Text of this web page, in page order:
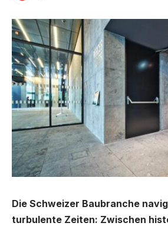
Die Schweizer Baubranche
turbulente Zeiten: Zwischen